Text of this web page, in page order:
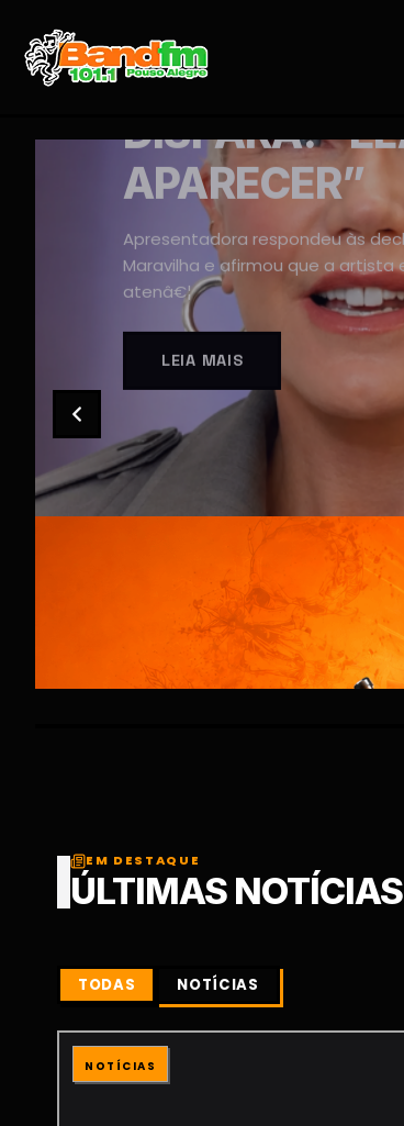
EM DESTAQUE
ÚLTIMAS NOTÍCIAS
TODAS NOTÍCIAS
NOTÍCIAS